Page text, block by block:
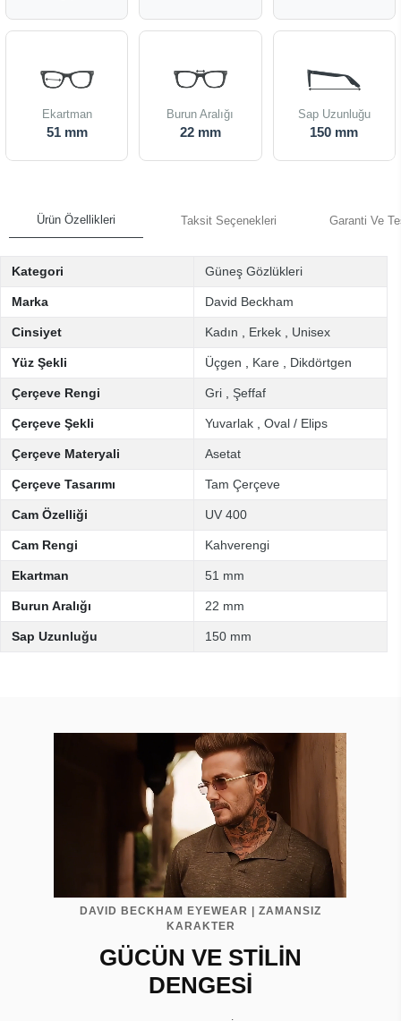
Ekartman
51 mm
Burun Aralığı
22 mm
Sap Uzunluğu
150 mm
Ürün Özellikleri Taksit Seçenekleri Garanti Ve
Kategori Güneş Gözlükleri
Marka David Beckham
Cinsiyet Kadın Erkek Unisex
Yüz Şekli Üçgen Kare Dikdörtgen
Çerçeve Rengi Gri Şeffaf
Çerçeve Şekli Yuvarlak Oval / Elips
Çerçeve Materyali Asetat
Çerçeve Tasarımı Tam Çerçeve
Cam Özelliği UV 400
Cam Rengi Kahverengi
Ekartman 51 mm
Burun Aralığı 22 mm
Sap Uzunluğu 150 mm
DAVID BECKHAM EYEWEAR | ZAMANSIZ
KARAKTER
GÜCÜN VE STİLİN
DENGESİ